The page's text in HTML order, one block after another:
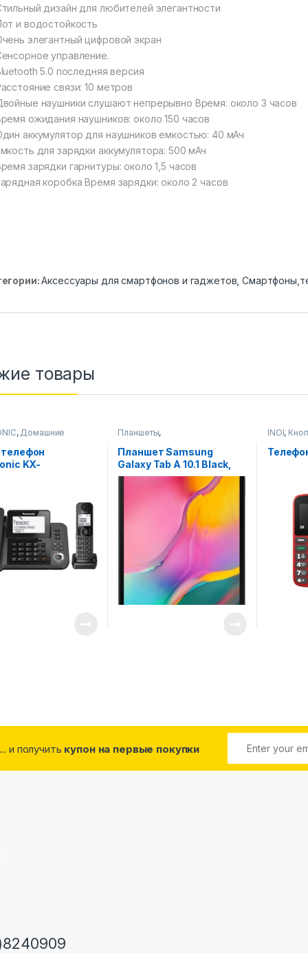
дизайн для любителей элегантности
и водостойкость
элегантный цифровой экран
управление.
5.0 последняя версия
связи: 10 метров
наушники слушают непрерывно Время: около 3 часов
ожидания наушников: около 150 часов
аккумулятор для наушников емкостью: 40 мАч
для зарядки аккумулятора: 500 мАч
зарядки гарнитуры: около 1,5 часов
коробка Время зарядки: около 2 часов
Аксессуары для смартфонов и гаджетов ,
товары
, Домашние
аксессуары
KX-
Планшеты,
гаджеты, аксессуары
Планшет Samsung
Galaxy Tab A 10.1 Black,
Gold
INOI,
гаджеты,
... и получить купон на первые покупки